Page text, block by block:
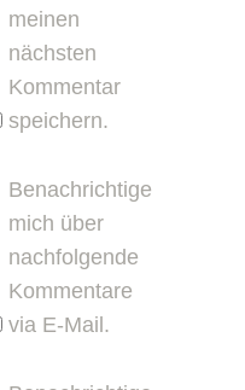
meinen
nächsten
Kommentar
speichern.
Benachrichtige
mich über
nachfolgende
Kommentare
via E-Mail.